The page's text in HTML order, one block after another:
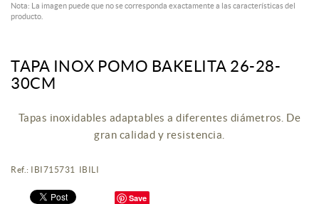
Nota: La imagen puede que no se corresponda exactamente a las características del
producto.
TAPA INOX POMO BAKELITA 26-28-
30CM
Tapas inoxidables adaptables a diferentes diámetros. De
gran calidad y resistencia.
Ref.: IBI715731 IBILI
Save